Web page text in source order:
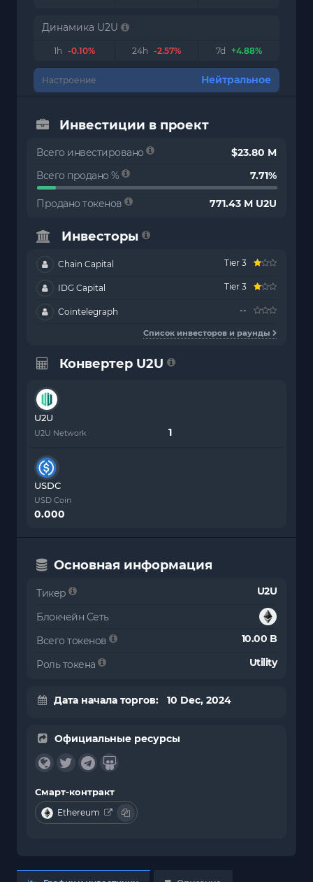
Динамика U2U
1h -0.10% 24h -2.57% 7d +4.88%
Настроение Нейтральное
Инвестиции в проект
Всего инвестировано
$23.80 M
Всего продано %
7.71%
Продано токенов 771.43 M U2U
Инвесторы
Chain Capital Tier 3
IDG Capital Tier 3
Cointelegraph --
Список инвесторов и раунды
Конвертер U2U
U2U
U2U Network
USDC
USD Coin
0.000
Основная информация
Тикер U2U
Блокчейн Сеть
Всего токенов
10.00 B
Роль токена Utility
Дата начала торгов: 10 Dec, 2024
Официальные ресурсы
Смарт-контракт
Ethereum